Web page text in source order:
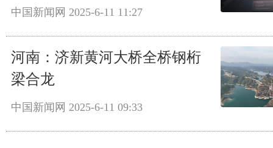
中国新闻网 2025-6-11 11:27
河南：济新黄河大桥全桥钢桁
梁合龙
中国新闻网 2025-6-11 09:33